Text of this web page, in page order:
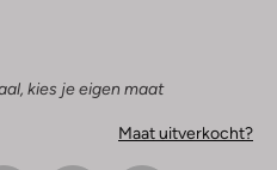
kies je eigen maat
Maat uitverkocht?